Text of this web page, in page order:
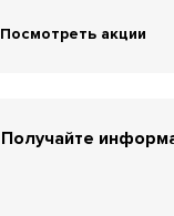
Посмотреть акции
Получайте